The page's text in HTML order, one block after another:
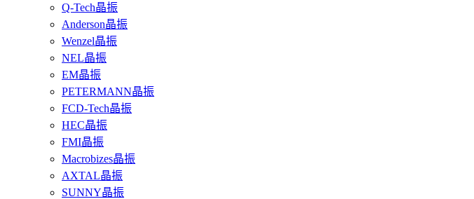
Q-Tech晶振
Anderson晶振
Wenzel晶振
NEL晶振
EM晶振
PETERMANN晶振
FCD-Tech晶振
HEC晶振
FMI晶振
Macrobizes晶振
AXTAL晶振
SUNNY晶振